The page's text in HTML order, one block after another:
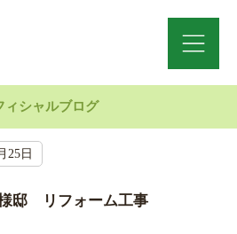
ィシャルブログ
25日
邸 リフォーム工事